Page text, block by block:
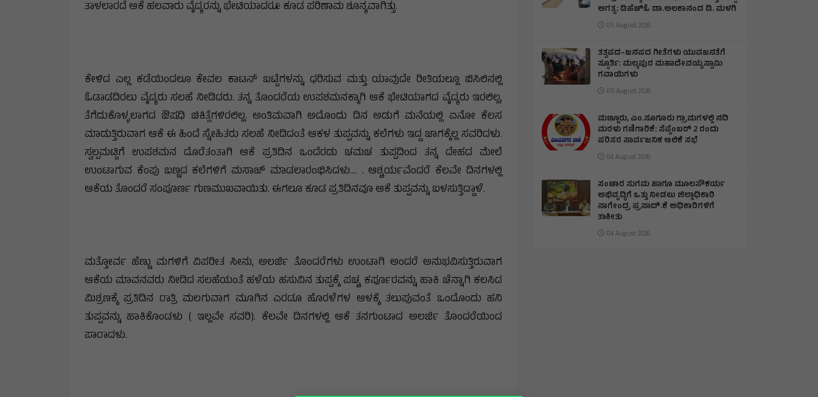
ತಾಳಲಾರದೆ ಆಕೆ ಹಲವಾರು ವೈದ್ಯರನ್ನು ಭೇಟಿಯಾದರೂ ಕೂಡ ಪರಿಣಾಮ ಶೂನ್ಯವಾಗಿತ್ತು.
ಕೇಳಿದ ಎಲ್ಲ ಕಡೆಯಿಂದಲೂ ಕೇವಲ ಕಾಟನ್ ಬಟ್ಟೆಗಳನ್ನು ಧರಿಸುವ ಮತ್ತು ಯಾವುದೇ ರೀತಿಯಲ್ಲೂ ಬಿಸಿಲಿನಲ್ಲಿ
ಓಡಾಡದಿರಲು ವೈದ್ಯರು ಸಲಹೆ ನೀಡಿದರು. ತನ್ನ ತೊಂದರೆಯ ಉಪಶಮನಕ್ಕಾಗಿ ಆಕೆ ಭೇಟಿಯಾಗದ ವೈದ್ಯರು ಇರಲಿಲ್ಲ,
ತೆಗೆದುಕೊಳ್ಳಲಾಗದ ಔಷಧಿ ಚಿಕಿತ್ಸೆಗಳಿರಲಿಲ್ಲ. ಅಂತಿಮವಾಗಿ ಅದೊಂದು ದಿನ ಅಡುಗೆ ಮನೆಯಲ್ಲಿ ಏನೋ ಕೆಲಸ
ಮಾಡುತ್ತಿರುವಾಗ ಆಕೆ ಈ ಹಿಂದೆ ಸ್ನೇಹಿತರು ಸಲಹೆ ನೀಡಿದಂತೆ ಆಕಳ ತುಪ್ಪವನ್ನು ಕಲೆಗಳು ಇದ್ದ ಜಾಗಕ್ಕೆಲ್ಲ ಸವರಿದಳು.
ಸ್ವಲ್ಪಮಟ್ಟಿಗೆ ಉಪಶಮನ ದೊರೆತಂತಾಗಿ ಆಕೆ ಪ್ರತಿದಿನ ಒಂದೆರಡು ಚಮಚ ತುಪ್ಪದಿಂದ ತನ್ನ ದೇಹದ ಮೇಲೆ
ಉಂಟಾಗುವ ಕೆಂಪು ಬಣ್ಣದ ಕಲೆಗಳಿಗೆ ಮಸಾಜ್ ಮಾಡಲಾರಂಭಿಸಿದಳು.... . ಆಶ್ಚರ್ಯವೆಂದರೆ ಕೆಲವೇ ದಿನಗಳಲ್ಲಿ
ಆಕೆಯ ತೊಂದರೆ ಸಂಪೂರ್ಣ ಗುಣಮುಖವಾಯಿತು. ಈಗಲೂ ಕೂಡ ಪ್ರತಿದಿನವೂ ಆಕೆ ತುಪ್ಪವನ್ನು ಬಳಸುತ್ತಿದ್ದಾಳೆ.
ಮತ್ತೋರ್ವ ಹೆಣ್ಣು ಮಗಳಿಗೆ ವಿಪರೀತ ಸೀನು, ಅಲರ್ಜಿ ತೊಂದರೆಗಳು ಉಂಟಾಗಿ ಅಂದರೆ ಅನುಭವಿಸುತ್ತಿರುವಾಗ
ಆಕೆಯ ಮಾವನವರು ನೀಡಿದ ಸಲಹೆಯಂತೆ ಹಳೆಯ ಹಸುವಿನ ತುಪ್ಪಕ್ಕೆ ಪಚ್ಚ ಕರ್ಪೂರವನ್ನು ಹಾಕಿ ಚೆನ್ನಾಗಿ ಕಲಸಿದ
ಮಿಶ್ರಣಕ್ಕೆ ಪ್ರತಿದಿನ ರಾತ್ರಿ ಮಲಗುವಾಗ ಮೂಗಿನ ಎರಡೂ ಹೊರಳೆಗಳ ಆಳಕ್ಕೆ ತಲುಪುವಂತೆ ಒಂದೊಂದು ಹನಿ
ತುಪ್ಪವನ್ನು ಹಾಕಿಕೊಂಡಳು ( ಇಲ್ಲವೇ ಸವರಿ). ಕೆಲವೇ ದಿನಗಳಲ್ಲಿ ಆಕೆ ತನಗುಂಟಾದ ಅಲರ್ಜಿ ತೊಂದರೆಯಿಂದ
ಪಾರಾದಳು.
ಅಗತ್ಯ: ಡಿಹೆಚ್‌ಓ ಡಾ.ಅಲಕಾನಂದ ಡಿ. ಮಳಗಿ
05 August 2026
ತತ್ವಪದ–ಜನಪದ ಗೀತೆಗಳು ಯುವಜನತೆಗೆ
ಸ್ಫೂರ್ತಿ: ಮಲ್ಕಪುರ ಮಹಾದೇವಯ್ಯಸ್ವಾಮಿ
ಗವಾಯಿಗಳು
05 August 2026
ಮಣ್ಣೂರು, ಎಂ.ಸೂಗೂರು ಗ್ರಾಮಗಳಲ್ಲಿ ನದಿ
ಮರಳು ಗಣಿಗಾರಿಕೆ: ಸೆಪ್ಟೆಂಬರ್ 2 ರಂದು
ಪರಿಸರ ಸಾರ್ವಜನಿಕ ಆಲಿಕೆ ಸಭೆ
04 August 2026
ಸಂಚಾರ ಸುಗಮ ಹಾಗೂ ಮೂಲಸೌಕರ್ಯ
ಅಭಿವೃದ್ಧಿಗೆ ಒತ್ತು ನೀಡಲು ಜಿಲ್ಲಾಧಿಕಾರಿ
ನಾಗೇಂದ್ರ ಪ್ರಸಾದ್.ಕೆ ಅಧಿಕಾರಿಗಳಿಗೆ
ತಾಕೀತು
04 August 2026